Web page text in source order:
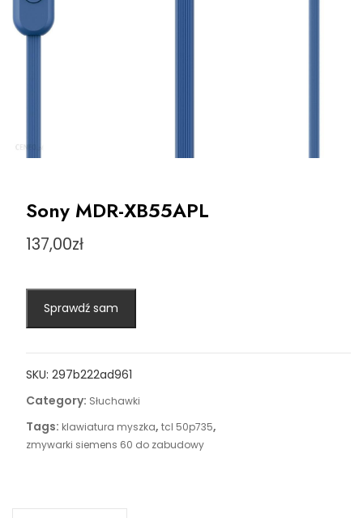
Sony MDR-XB55APL
137,00zł
Sprawdź sam
SKU: 297b222ad961
Category: Słuchawki
Tags: klawiatura myszka, tcl 50p735,
zmywarki siemens 60 do zabudowy